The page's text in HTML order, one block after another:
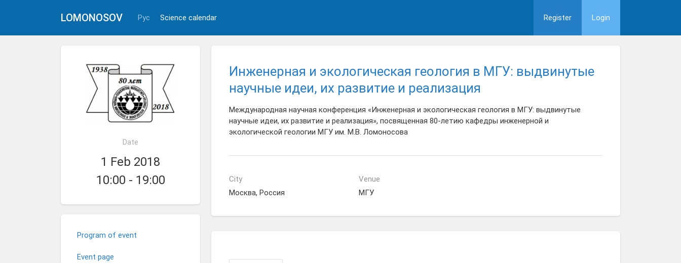
LOMONOSOV Рус Science calendar Register Login
Date
1 Feb 2018
10:00 - 19:00
Program of event
Event page
Инженерная и экологическая геология в МГУ: выдвинутые
научные идеи, их развитие и реализация
Международная научная конференция «Инженерная и экологическая геология в МГУ: выдвинутые
научные идеи, их развитие и реализация», посвященная 80-летию кафедры инженерной и
экологической геологии МГУ им. М.В. Ломоносова
City
Москва, Россия
Venue
МГУ